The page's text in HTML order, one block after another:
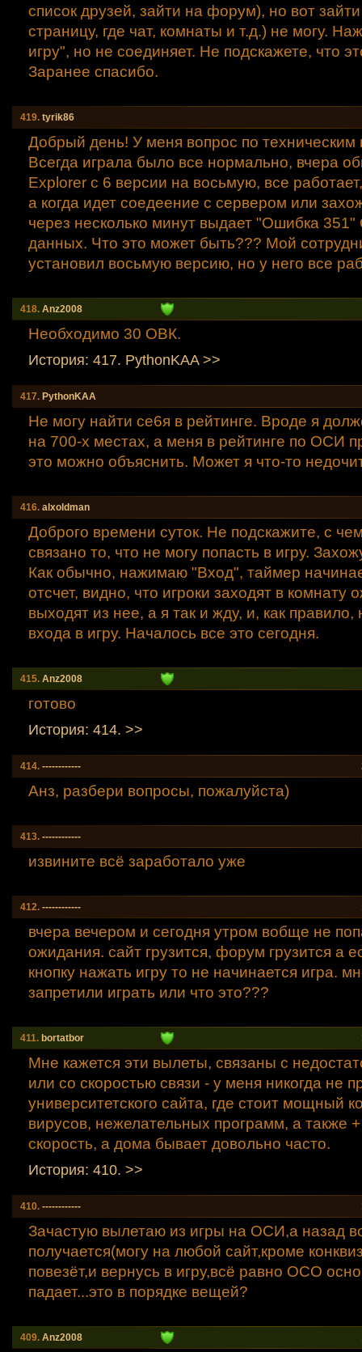
список друзей, зайти на форум), но вот
страницу, где чат, комнаты и т.д.) не могу.
игру", но не соединяет. Не подскажете, что
Заранее спасибо.
419. tyrik86
Добрый день! У меня вопрос по техническим
Всегда играла было все нормально, вчера
Explorer с 6 версии на восьмую, все
а когда идет соедеение с сервером или
через несколько минут выдает "Ошибка
данных. Что это может быть??? Мой
установил восьмую версию, но у него все
418. Anz2008
Необходимо 30 ОВК.
История: 417. PythonKAA >>
417. PythonKAA
Не могу найти се6я в рейтинге. Вроде я
на 700-х местах, а меня в рейтинге по ОСИ
это можно объяснить. Может я что-то
416. alxoldman
Доброго времени суток. Не подскажите, с
связано то, что не могу попасть в игру.
Как обычно, нажимаю "Вход", таймер
отсчет, видно, что игроки заходят в комнату
выходят из нее, а я так и жду, и, как
входа в игру. Началось все это сегодня.
415. Anz2008
готово
История: 414. >>
414. ------------
Анз, разбери вопросы, пожалуйста)
413. ------------
извините всё заработало уже
412. ------------
вчера вечером и сегодня утром вобще не
ожидания. сайт грузится, форум грузится а
кнопку нажать игру то не начинается игра.
запретили играть или что это???
411. bortatbor
Мне кажется эти вылеты, связаны с
или со скоростью связи - у меня никогда не
университетского сайта, где стоит мощный
вирусов, нежелательных программ, а также
скорость, а дома бывает довольно часто.
История: 410. >>
410. ------------
Зачастую вылетаю из игры на ОСИ,а назад
получается(могу на любой сайт,кроме
повезёт,и вернусь в игру,всё равно ОСО
падает...это в порядке вещей?
409. Anz2008